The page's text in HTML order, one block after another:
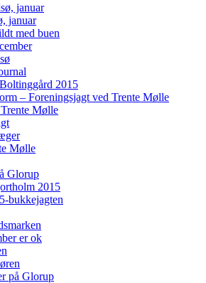
januar
januar
med buen
2015
– Foreningsjagt ved Trente Mølle
Mølle
Mølle
Glorup
2015
bukkejagten
er ok
på Glorup